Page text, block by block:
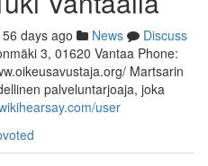
56 days ago News
Discuss
3, 01620 Vantaa Phone:
Martsarin
palveluntarjoaja, joka
user